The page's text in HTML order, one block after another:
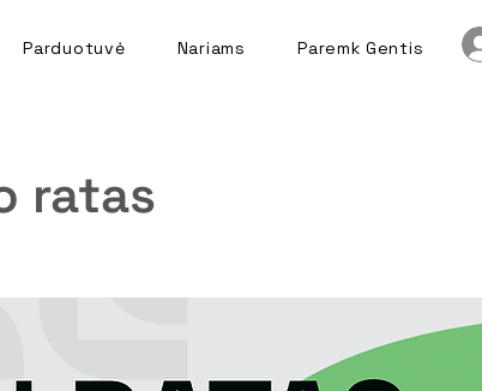
Parduotuvė Nariams Paremk Gentis
ratas